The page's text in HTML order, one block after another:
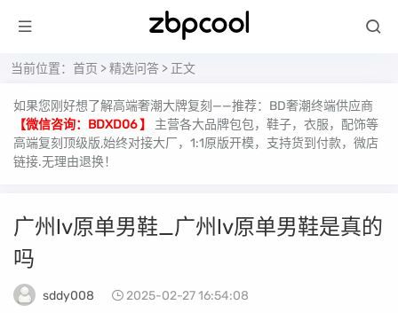
当前位置： 首页 >精选问答 > 正文
如果您刚好想了解高端奢潮大牌复刻——推荐：BD奢潮终端供应商
【微信咨询：BDXD06 】
主营各大品牌包包，鞋子，衣服，配饰等
高端复刻顶级版,始终对接大厂，1:1原版开模，支持货到付款，微店
链接.无理由退换！
广州lv原单男鞋_广州lv原单男鞋是真的
吗
sddy008 2025-02-27 16:54:08